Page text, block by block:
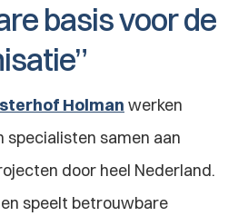
basis voor de
Holman werken
specialisten samen aan
door heel Nederland.
speelt betrouwbare